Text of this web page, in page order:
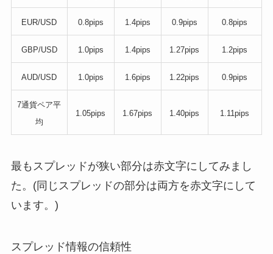
EUR/USD 0.8pips 1.4pips 0.9pips 0.8pips
GBP/USD 1.0pips 1.4pips 1.27pips 1.2pips
AUD/USD 1.0pips 1.6pips 1.22pips 0.9pips
7通貨ペア平
均
1.05pips 1.67pips 1.40pips 1.11pips
最もスプレッドが狭い部分は赤文字にしてみまし
た。(同じスプレッドの部分は両方を赤文字にして
います。)
スプレッド情報の信頼性